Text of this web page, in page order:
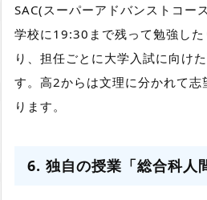
SAC(スーパーアドバンストコー
学校に19:30まで残って勉強した
り、担任ごとに大学入試に向け
す。高2からは文理に分かれて志
ります。
6. 独自の授業「総合科人